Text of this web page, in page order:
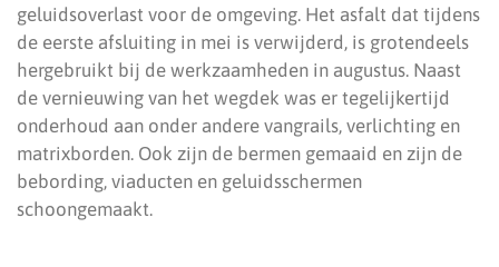
geluidsoverlast voor de omgeving. Het asfalt dat tijdens
de eerste afsluiting in mei is verwijderd, is grotendeels
hergebruikt bij de werkzaamheden in augustus. Naast
de vernieuwing van het wegdek was er tegelijkertijd
onderhoud aan onder andere vangrails, verlichting en
matrixborden. Ook zijn de bermen gemaaid en zijn de
bebording, viaducten en geluidsschermen
schoongemaakt.